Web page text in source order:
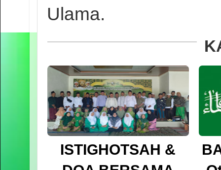
Ulama.
ISTIGHOTSAH &